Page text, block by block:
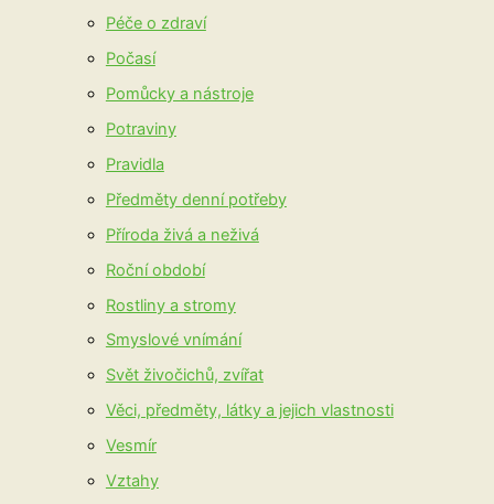
Péče o zdraví
Počasí
Pomůcky a nástroje
Potraviny
Pravidla
Předměty denní potřeby
Příroda živá a neživá
Roční období
Rostliny a stromy
Smyslové vnímání
Svět živočichů, zvířat
Věci, předměty, látky a jejich vlastnosti
Vesmír
Vztahy